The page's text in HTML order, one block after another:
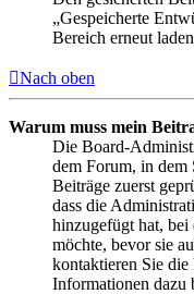
„Gespeicherte
Bereich erneut
Nach oben
Warum muss mein
Die Board-
dem Forum, in dem
Beiträge zuerst
dass die
hinzugefügt hat, bei
möchte, bevor sie
kontaktieren Sie
Informationen dazu